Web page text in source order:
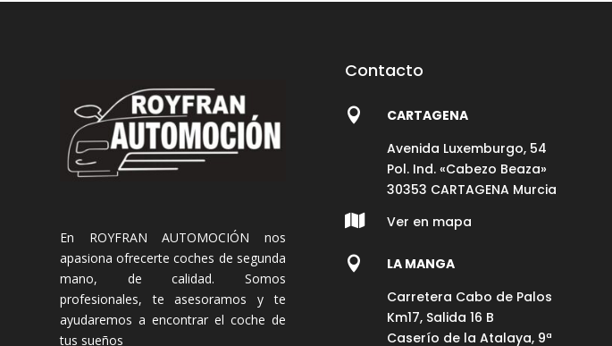
En ROYFRAN AUTOMOCIÓN nos
apasiona ofrecerte coches de segunda
mano, de calidad. Somos
profesionales, te asesoramos y te
ayudaremos a encontrar el coche de
tus sueños
Contacto

CARTAGENA
Avenida Luxemburgo, 54
Pol. Ind. «Cabezo Beaza»
30353 CARTAGENA Murcia
 Ver en mapa

LA MANGA
Carretera Cabo de Palos
Km17, Salida 16 B
Caserío de la Atalaya, 9ª